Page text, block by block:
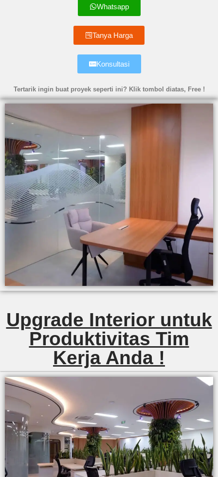
Whatsapp
Tanya Harga
Konsultasi
Tertarik ingin buat proyek seperti ini? Klik tombol diatas, Free !
Upgrade Interior untuk
Produktivitas Tim
Kerja Anda !